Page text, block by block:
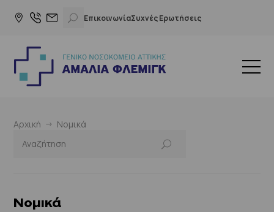
ΕπικοινωνίαΣυχνές Ερωτήσεις
Αρχική Νομικά
Νομικά